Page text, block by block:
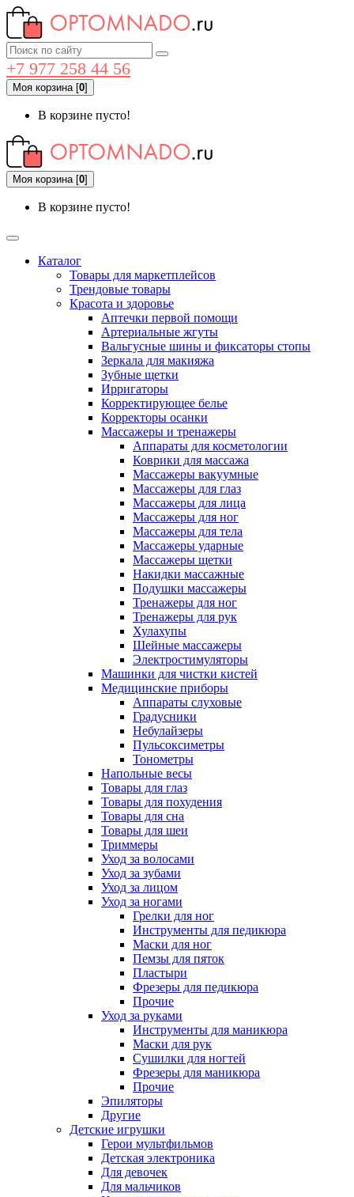
+7 977 258 44 56
Моя корзина[0]
В корзине пусто!
Моя корзина[0]
В корзине пусто!
Каталог
Товары для маркетплейсов
Трендовые товары
Красота и здоровье
Аптечки первой помощи
Артериальные жгуты
Вальгусные шины и фиксаторы стопы
Зеркала для макияжа
Зубные щетки
Ирригаторы
Корректирующее белье
Корректоры осанки
Массажеры и тренажеры
Аппараты для косметологии
Коврики для массажа
Массажеры вакуумные
Массажеры для глаз
Массажеры для лица
Массажеры для ног
Массажеры для тела
Массажеры ударные
Массажеры щетки
Накидки массажные
Подушки массажеры
Тренажеры для ног
Тренажеры для рук
Хулахупы
Шейные массажеры
Электростимуляторы
Машинки для чистки кистей
Медицинские приборы
Аппараты слуховые
Градусники
Небулайзеры
Пульсоксиметры
Тонометры
Напольные весы
Товары для глаз
Товары для похудения
Товары для сна
Товары для шеи
Триммеры
Уход за волосами
Уход за зубами
Уход за лицом
Уход за ногами
Грелки для ног
Инструменты для педикюра
Маски для ног
Пемзы для пяток
Пластыри
Фрезеры для педикюра
Прочие
Уход за руками
Инструменты для маникюра
Маски для рук
Сушилки для ногтей
Фрезеры для маникюра
Прочие
Эпиляторы
Другие
Детские игрушки
Герои мультфильмов
Детская электроника
Для девочек
Для мальчиков